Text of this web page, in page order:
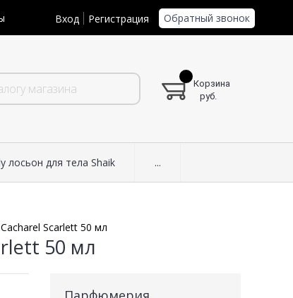
Вход Регистрация Обратный звонок
Корзина
руб.
лосьон для тела Shaik ...
Scarlett 50 мл
50 мл